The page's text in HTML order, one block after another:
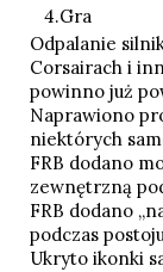
4.Gra
Odpalanie
Corsairach i
powinno już
Naprawiono
niektórych
FRB dodano
zewnętrzną
FRB dodano
podczas
Ukryto ikonki